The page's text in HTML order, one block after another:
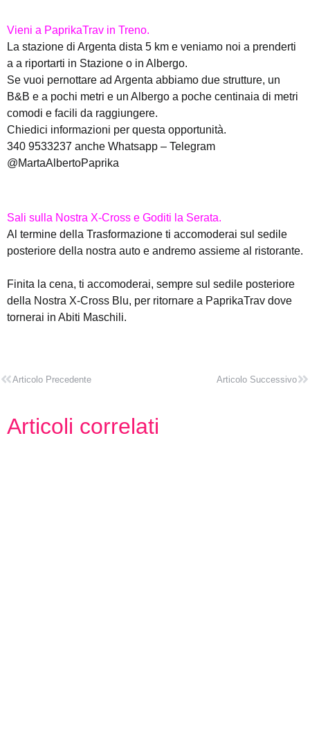
Vieni a PaprikaTrav in Treno.
La stazione di Argenta dista 5 km e veniamo noi a prenderti
a a riportarti in Stazione o in Albergo.
Se vuoi pernottare ad Argenta abbiamo due strutture, un
B&B e a pochi metri e un Albergo a poche centinaia di metri
comodi e facili da raggiungere.
Chiedici informazioni per questa opportunità.
340 9533237 anche Whatsapp – Telegram
@MartaAlbertoPaprika
Sali sulla Nostra X-Cross e Goditi la Serata.
Al termine della Trasformazione ti accomoderai sul sedile
posteriore della nostra auto e andremo assieme al ristorante.
Finita la cena, ti accomoderai, sempre sul sedile posteriore
della Nostra X-Cross Blu, per ritornare a PaprikaTrav dove
tornerai in Abiti Maschili.
Articolo Precedente Articolo Successivo
Articoli correlati